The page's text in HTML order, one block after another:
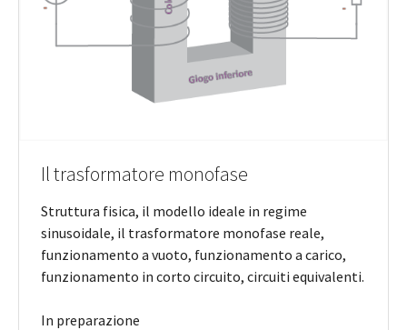
Il trasformatore monofase
Struttura fisica, il modello ideale in regime
sinusoidale, il trasformatore monofase reale,
funzionamento a vuoto, funzionamento a carico,
funzionamento in corto circuito, circuiti equivalenti.
In preparazione